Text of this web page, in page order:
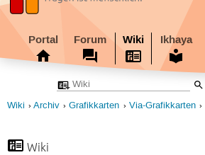
Portal Forum Wiki Ikhaya
Wiki Archiv Grafikkarten Via-Grafikkarten
Wiki